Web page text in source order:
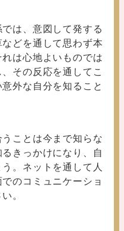
は、意図して発する
どを通して思わず本
は心地よいものでは
その反応を通してこ
外な自分を知ること
ことは今まで知らな
きっかけになり、自
。ネットを通して人
のコミュニケーショ
。